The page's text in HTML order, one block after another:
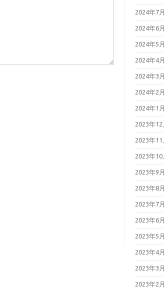
2024年7月
2024年6月
2024年5月
2024年4月
2024年3月
2024年2月
2024年1月
2023年12
2023年11
2023年10
2023年9月
2023年8月
2023年7月
2023年6月
2023年5月
2023年4月
2023年3月
2023年2月